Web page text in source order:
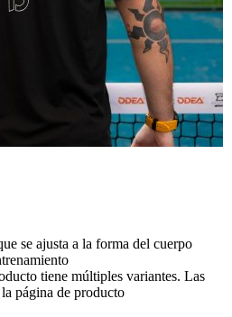
se ajusta a la forma del cuerpo
tiene múltiples variantes. Las
página de producto